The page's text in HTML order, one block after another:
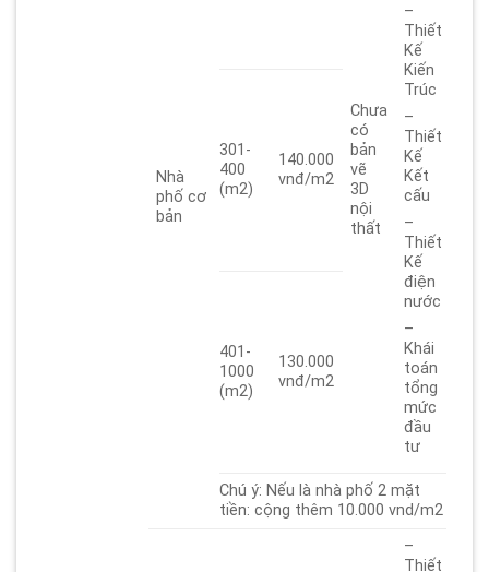
Nhà
phố cơ
bản
Chưa
có
bản
vẽ
3D
nội
thất
–
Thiết
Kế
Kiến
Trúc
–
Thiết
Kế
Kết
cấu
–
Thiết
Kế
điện
nước
–
Khái
toán
tổng
mức
đầu
tư
301-
400
(m2)
140.000
vnđ/m2
401-
1000
(m2)
130.000
vnđ/m2
Chú ý: Nếu là nhà phố 2 mặt
tiền: cộng thêm 10.000 vnd/m2
–
Thiết